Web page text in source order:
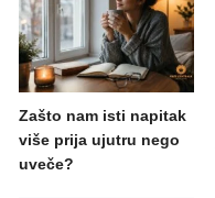
Zašto nam isti napitak
više prija ujutru nego
uveče?